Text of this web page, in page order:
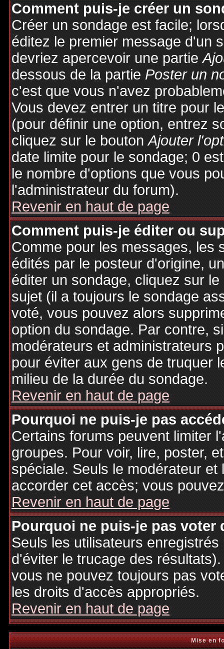
Comment puis-je créer un
Créer un sondage est facile;
éditez le premier message d'un
devriez apercevoir une partie
dessous de la partiePoster un
c'est que vous n'avez
Vous devez entrer un titre pour
(pour définir une option, entrez
cliquez sur le boutonAjouter
date limite pour le sondage; 0
le nombre d'options que vous
l'administrateur du forum).
Revenir en haut de page
Comment puis-je éditer ou
Comme pour les messages, les
édités par le posteur d'origine,
éditer un sondage, cliquez sur
sujet (il a toujours le sondage
voté, vous pouvez alors
option du sondage. Par contre,
modérateurs et administrateurs
pour éviter aux gens de truquer
milieu de la durée du sondage.
Revenir en haut de page
Pourquoi ne puis-je pas
Certains forums peuvent limiter
groupes. Pour voir, lire, poster,
spéciale. Seuls le modérateur
accorder cet accès; vous
Revenir en haut de page
Pourquoi ne puis-je pas voter
Seuls les utilisateurs
d'éviter le trucage des
vous ne pouvez toujours pas
les droits d'accès appropriés.
Revenir en haut de page
Mise en